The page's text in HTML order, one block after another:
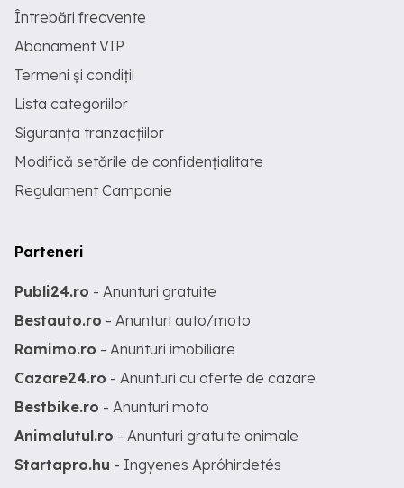
Întrebări frecvente
Abonament VIP
Termeni și condiții
Lista categoriilor
Siguranța tranzacțiilor
Modifică setările de confidențialitate
Regulament Campanie
Parteneri
Publi24.ro - Anunturi gratuite
Bestauto.ro - Anunturi auto/moto
Romimo.ro - Anunturi imobiliare
Cazare24.ro - Anunturi cu oferte de cazare
Bestbike.ro - Anunturi moto
Animalutul.ro - Anunturi gratuite animale
Startapro.hu - Ingyenes Apróhirdetés